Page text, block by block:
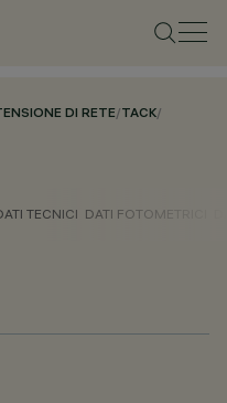
DI RETE/TACK/
TECNICI DATI FOTOMETRICI